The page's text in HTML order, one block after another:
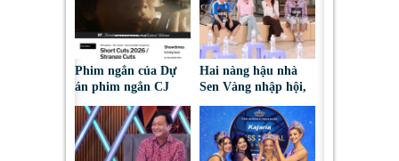
Phim ngắn của Dự
án phim ngắn CJ
tại LHP quốc tế
Toronto 2026
Hai nàng hậu nhà
Sen Vàng nhập hội,
chinh phục khán giả